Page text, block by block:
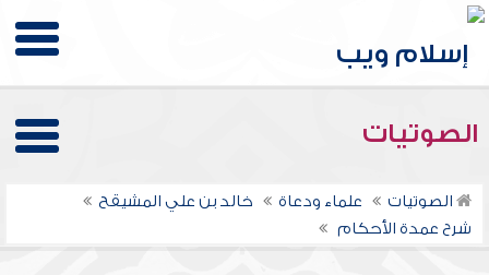
الصوتيات
الصوتيات علماء ودعاة
خالد بن علي المشيقح
شرح عمدة الأحكام